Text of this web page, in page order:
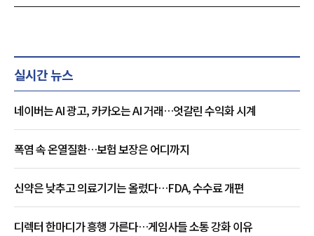
실시간 뉴스
네이버는 AI 광고, 카카오는 AI 거래…엇갈린 수익화 시계
폭염 속 온열질환…보험 보장은 어디까지
신약은 낮추고 의료기기는 올렸다…FDA, 수수료 개편
디렉터 한마디가 흥행 가른다…게임사들 소통 강화 이유